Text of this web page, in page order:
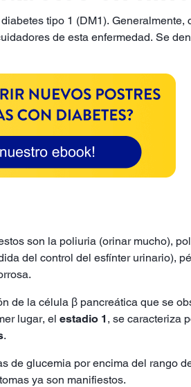
tipo 1 (DM1).
de esta enfermedad. Se
son la poliuria (orinar mucho),
del control del esfínter urinario),
de la célula β pancreática que se
lugar, el estadio 1 , se caracteriza
.
de glucemia por encima del rango
ya son manifiestos.